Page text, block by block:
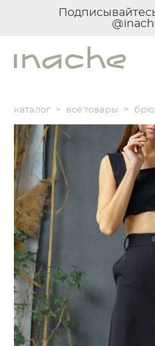
каталог > все товары >